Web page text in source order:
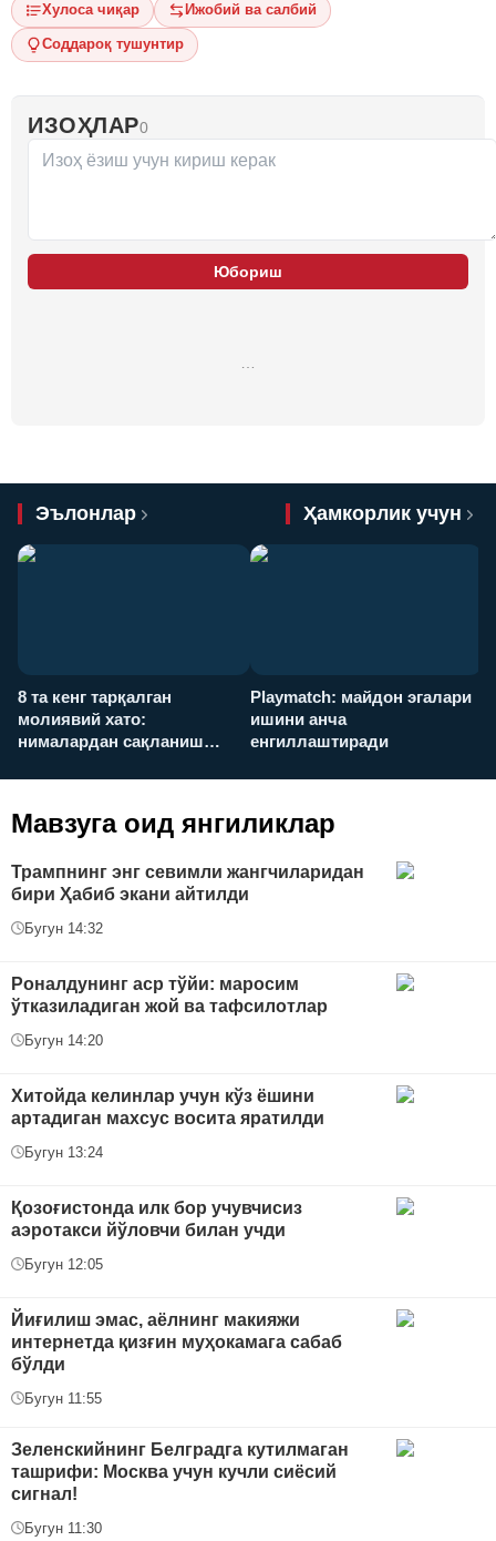
Хулоса чиқар Ижобий ва салбий
Соддароқ тушунтир
ИЗОҲЛАР0
Юбориш
Эълонлар Ҳамкорлик учун
8 та кенг тарқалган
молиявий хато:
нималардан сақланиш
Playmatch: майдон эгалари
ишини анча
енгиллаштиради
Мавзуга оид янгиликлар
Трампнинг энг севимли жангчиларидан
бири Ҳабиб экани айтилди
Бугун 14:32
Роналдунинг аср тўйи: маросим
ўтказиладиган жой ва тафсилотлар
Бугун 14:20
Хитойда келинлар учун кўз ёшини
артадиган махсус восита яратилди
Бугун 13:24
Қозоғистонда илк бор учувчисиз
аэротакси йўловчи билан учди
Бугун 12:05
Йиғилиш эмас, аёлнинг макияжи
интернетда қизғин муҳокамага сабаб
бўлди
Бугун 11:55
Зеленскийнинг Белградга кутилмаган
ташрифи: Москва учун кучли сиёсий
сигнал!
Бугун 11:30